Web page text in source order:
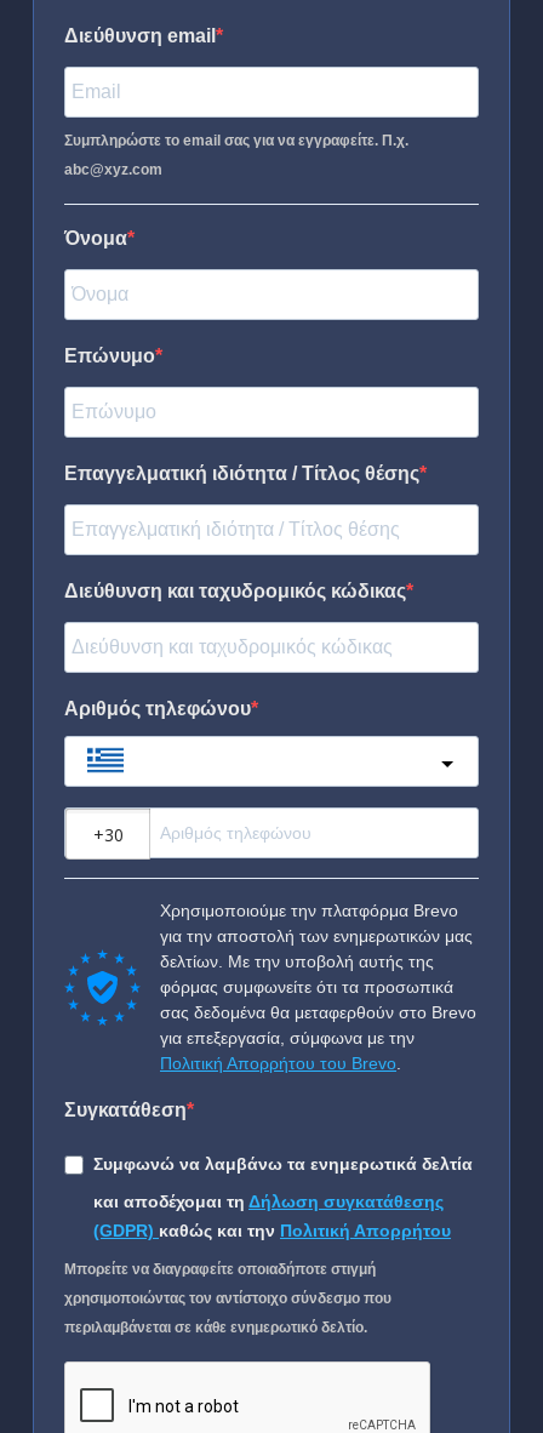
Διεύθυνση email
Συμπληρώστε το email σας για να εγγραφείτε. Π.χ.
abc@xyz.com
Όνομα
Επώνυμο
Επαγγελματική ιδιότητα / Τίτλος θέσης
Διεύθυνση και ταχυδρομικός κώδικας
Αριθμός τηλεφώνου
Χρησιμοποιούμε την πλατφόρμα Brevo
για την αποστολή των ενημερωτικών μας
δελτίων. Με την υποβολή αυτής της
φόρμας συμφωνείτε ότι τα προσωπικά
σας δεδομένα θα μεταφερθούν στο Brevo
για επεξεργασία, σύμφωνα με την
Πολιτική Απορρήτου του Brevo
Συγκατάθεση
Συμφωνώ να λαμβάνω τα ενημερωτικά δελτία
και αποδέχομαι τη Δήλωση συγκατάθεσης
(GDPR) καθώς και την Πολιτική Απορρήτου
Μπορείτε να διαγραφείτε οποιαδήποτε στιγμή
χρησιμοποιώντας τον αντίστοιχο σύνδεσμο που
περιλαμβάνεται σε κάθε ενημερωτικό δελτίο.